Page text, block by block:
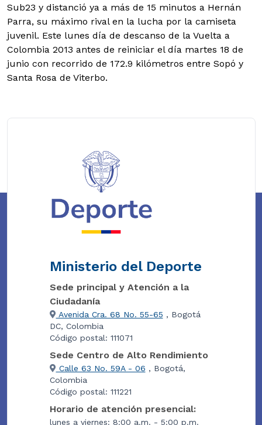
Sub23 y distanció ya a más de 15 minutos a Hernán
Parra, su máximo rival en la lucha por la camiseta
juvenil. Este lunes día de descanso de la Vuelta a
Colombia 2013 antes de reiniciar el día martes 18 de
junio con recorrido de 172.9 kilómetros entre Sopó y
Santa Rosa de Viterbo.
Ministerio del Deporte
Sede principal y Atención a la
Ciudadanía
Avenida Cra. 68 No. 55-65 , Bogotá
DC, Colombia
Código postal: 111071
Sede Centro de Alto Rendimiento
Calle 63 No. 59A - 06 , Bogotá,
Colombia
Código postal: 111221
Horario de atención presencial:
lunes a viernes: 8:00 a.m. - 5:00 p.m.